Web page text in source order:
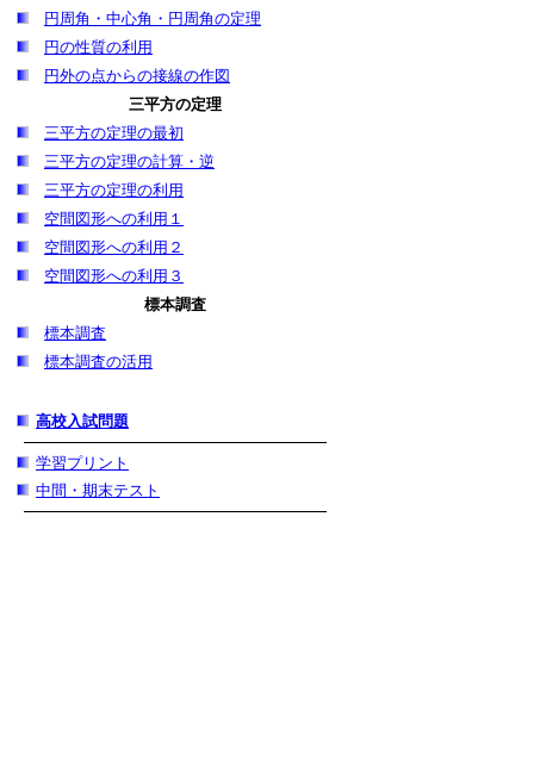
円周角・中心角・円周角の定理
円の性質の利用
円外の点からの接線の作図
三平方の定理
三平方の定理の最初
三平方の定理の計算・逆
三平方の定理の利用
空間図形への利用１
空間図形への利用２
空間図形への利用３
標本調査
標本調査
標本調査の活用
高校入試問題
学習プリント
中間・期末テスト